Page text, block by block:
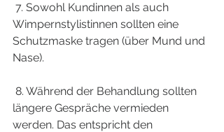
Wimpernstylistinnen sollten eine
Schutzmaske tragen (über Mund und
Nase).
längere Gespräche vermieden
werden. Das entspricht den